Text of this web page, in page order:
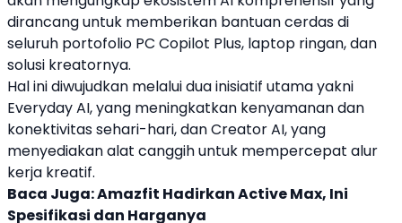
dirancang untuk memberikan bantuan cerdas di
seluruh portofolio PC Copilot Plus, laptop ringan, dan
solusi kreatornya.
Hal ini diwujudkan melalui dua inisiatif utama yakni
Everyday AI, yang meningkatkan kenyamanan dan
konektivitas sehari-hari, dan Creator AI, yang
menyediakan alat canggih untuk mempercepat alur
kerja kreatif.
Baca Juga:Amazfit Hadirkan Active Max, Ini
Spesifikasi dan Harganya